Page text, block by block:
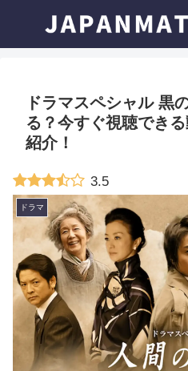
ドラマスペシャル 黒
る？今すぐ視聴でき
紹介！
3.5
ドラマ